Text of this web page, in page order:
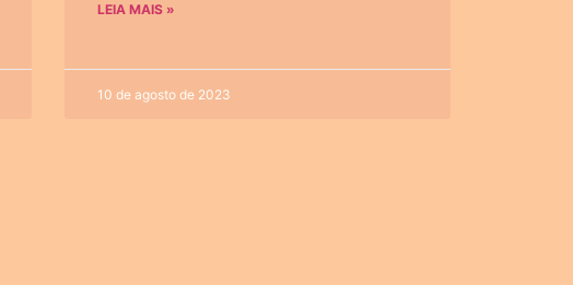
LEIA MAIS »
10 de agosto de 2023